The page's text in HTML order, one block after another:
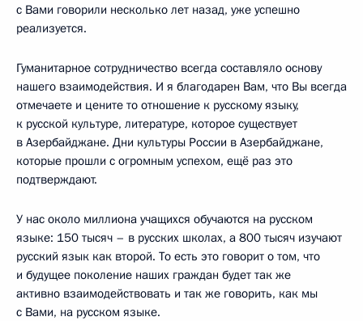
с Вами говорили несколько лет назад, уже успешно
реализуется.
Гуманитарное сотрудничество всегда составляло основу
нашего взаимодействия. И я благодарен Вам, что Вы всегда
отмечаете и цените то отношение к русскому языку,
к русской культуре, литературе, которое существует
в Азербайджане. Дни культуры России в Азербайджане,
которые прошли с огромным успехом, ещё раз это
подтверждают.
У нас около миллиона учащихся обучаются на русском
языке: 150 тысяч – в русских школах, а 800 тысяч изучают
русский язык как второй. То есть это говорит о том, что
и будущее поколение наших граждан будет так же
активно взаимодействовать и так же говорить, как мы
с Вами, на русском языке.